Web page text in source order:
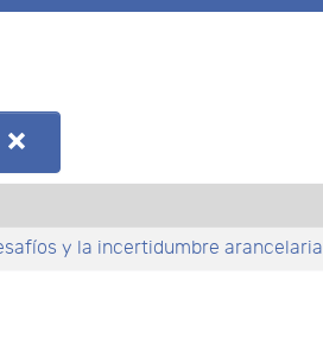
y la incertidumbre arancelaria